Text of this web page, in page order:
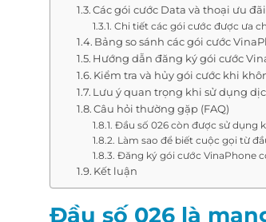
Các gói cước Data và thoại ưu
Chi tiết các gói cước được ưa
Bảng so sánh các gói cước
Hướng dẫn đăng ký gói cước
Kiểm tra và hủy gói cước khi
Lưu ý quan trọng khi sử dụng
Câu hỏi thường gặp (FAQ)
Đầu số 026 còn được sử dụng
Làm sao để biết cuộc gọi từ
Đăng ký gói cước VinaPhone
Kết luận
Đầu số 026 là